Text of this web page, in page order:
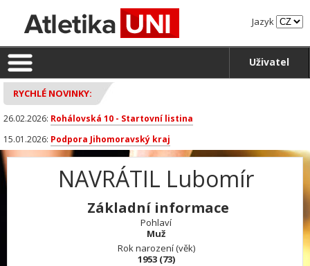
Jazyk
Uživatel
RYCHLÉ NOVINKY:
26.02.2026: Rohálovská 10 - Startovní listina
15.01.2026: Podpora Jihomoravský kraj
NAVRÁTIL Lubomír
Základní informace
Pohlaví
Muž
Rok narození (věk)
1953 (73)